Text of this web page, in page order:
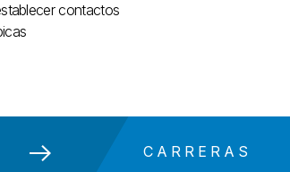
contactos
CARRERAS